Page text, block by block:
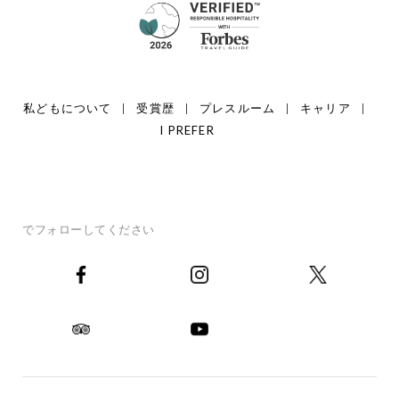
私どもについて 受賞歴 プレスルーム
キャリア
I PREFER
でフォローしてください